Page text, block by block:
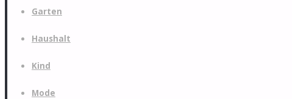
Garten
Haushalt
Kind
Mode